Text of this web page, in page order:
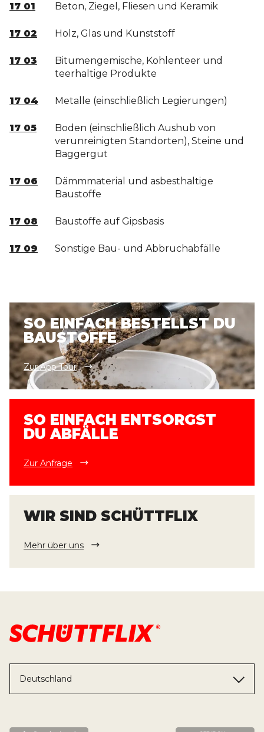
17 01 Beton, Ziegel, Fliesen und Keramik
17 02 Holz, Glas und Kunststoff
17 03
Bitumengemische, Kohlenteer und
teerhaltige Produkte
17 04 Metalle (einschließlich Legierungen)
17 05
Boden (einschließlich Aushub von
verunreinigten Standorten), Steine und
Baggergut
17 06
Dämmmaterial und asbesthaltige
Baustoffe
17 08 Baustoffe auf Gipsbasis
17 09 Sonstige Bau- und Abbruchabfälle
SO EINFACH BESTELLST DU
BAUSTOFFE
Zur App Tour
SO EINFACH ENTSORGST
DU ABFÄLLE
Zur Anfrage
WIR SIND SCHÜTTFLIX
Mehr über uns
Deutschland